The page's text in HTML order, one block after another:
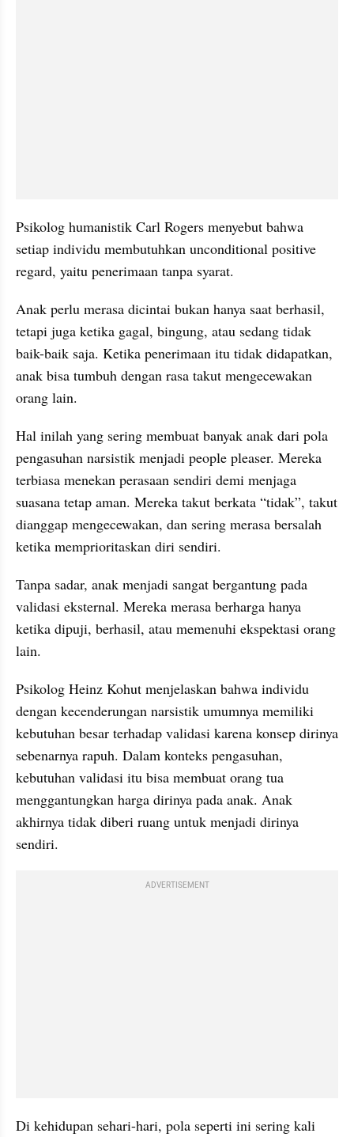
Psikolog humanistik Carl Rogers menyebut bahwa
setiap individu membutuhkan unconditional positive
regard, yaitu penerimaan tanpa syarat.
Anak perlu merasa dicintai bukan hanya saat berhasil,
tetapi juga ketika gagal, bingung, atau sedang tidak
baik-baik saja. Ketika penerimaan itu tidak didapatkan,
anak bisa tumbuh dengan rasa takut mengecewakan
orang lain.
Hal inilah yang sering membuat banyak anak dari pola
pengasuhan narsistik menjadi people pleaser. Mereka
terbiasa menekan perasaan sendiri demi menjaga
suasana tetap aman. Mereka takut berkata “tidak”, takut
dianggap mengecewakan, dan sering merasa bersalah
ketika memprioritaskan diri sendiri.
Tanpa sadar, anak menjadi sangat bergantung pada
validasi eksternal. Mereka merasa berharga hanya
ketika dipuji, berhasil, atau memenuhi ekspektasi orang
lain.
Psikolog Heinz Kohut menjelaskan bahwa individu
dengan kecenderungan narsistik umumnya memiliki
kebutuhan besar terhadap validasi karena konsep dirinya
sebenarnya rapuh. Dalam konteks pengasuhan,
kebutuhan validasi itu bisa membuat orang tua
menggantungkan harga dirinya pada anak. Anak
akhirnya tidak diberi ruang untuk menjadi dirinya
sendiri.
ADVERTISEMENT
Di kehidupan sehari-hari, pola seperti ini sering kali